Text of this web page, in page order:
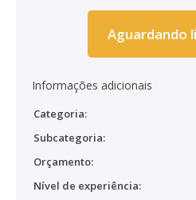
Aguardando
Informações adicionais
Categoria:
Subcategoria:
Orçamento:
Nível de experiência: